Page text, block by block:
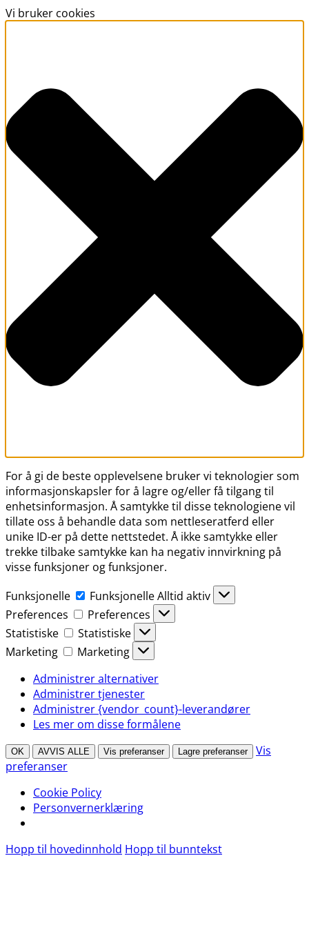
Vi bruker cookies
For å gi de beste opplevelsene bruker vi teknologier som
informasjonskapsler for å lagre og/eller få tilgang til
enhetsinformasjon. Å samtykke til disse teknologiene vil
tillate oss å behandle data som nettleseratferd eller
unike ID-er på dette nettstedet. Å ikke samtykke eller
trekke tilbake samtykke kan ha negativ innvirkning på
visse funksjoner og funksjoner.
Funksjonelle
FunksjonelleAlltid aktiv
Preferences
Preferences
Statistiske
Statistiske
Marketing
Marketing
Administrer alternativer
Administrer tjenester
Administrer {vendor_count}-leverandører
Les mer om disse formålene
OK AVVIS ALLE Vis preferanser Lagre preferanser
Vis
preferanser
Cookie Policy
Personvernerklæring
Hopp til hovedinnhold Hopp til bunntekst